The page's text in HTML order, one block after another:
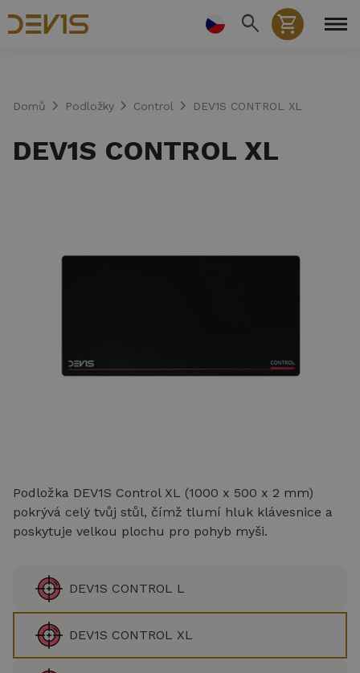
search shopping_cart
Domů chevron_right Podložky chevron_right Control chevron_right DEV1S CONTROL XL
DEV1S CONTROL XL
Podložka DEV1S Control XL (1000 x 500 x 2 mm)
pokrývá celý tvůj stůl, čímž tlumí hluk klávesnice a
poskytuje velkou plochu pro pohyb myši.
DEV1S CONTROL L
DEV1S CONTROL XL